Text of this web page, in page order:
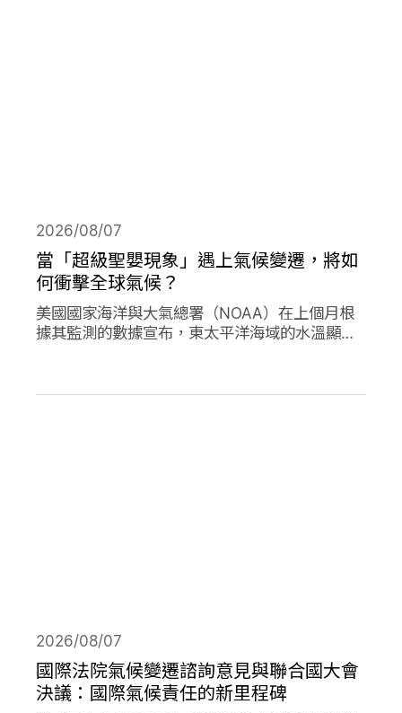
當「超級聖嬰現象」遇上氣候變遷，將如
何衝擊全球氣候？
2026/08/07
美國國家海洋與大氣總署（NOAA）在上個月根
據其監測的數據宣布，東太平洋海域的水溫顯著
來更高水溫的「超級聖嬰現象」，屆時有可能打
國際法院氣候變遷諮詢意見與聯合國大會
決議：國際氣候責任的新里程碑
2026/08/07